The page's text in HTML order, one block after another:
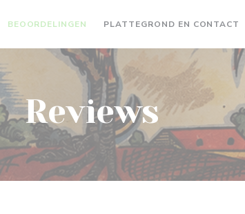
BEOORDELINGEN PLATTEGROND EN CONTACT
Reviews